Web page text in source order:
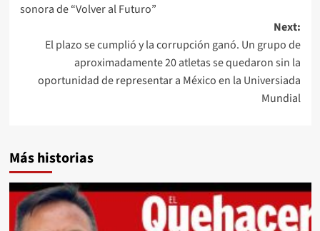
sonora de “Volver al Futuro”
Next:
El plazo se cumplió y la corrupción ganó. Un grupo de
aproximadamente 20 atletas se quedaron sin la
oportunidad de representar a México en la Universiada
Mundial
Más historias